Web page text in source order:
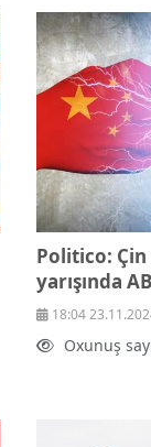
Politico:
yarışında
18:04
Oxunuş